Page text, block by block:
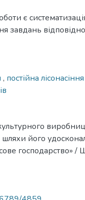
є
завдань
, постійна
шляхи його
господарство»